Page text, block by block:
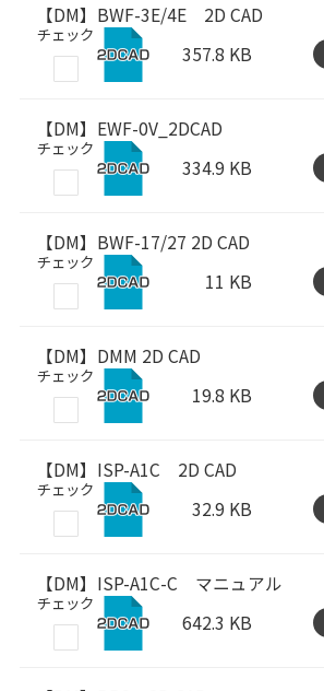
チェック
【DM】BWF-3E/4E 2D CAD
357.8 KB
チェック
【DM】EWF-0V_2DCAD
334.9 KB
チェック
【DM】BWF-17/27 2D CAD
11 KB
チェック
【DM】DMM 2D CAD
19.8 KB
チェック
【DM】ISP-A1C 2D CAD
32.9 KB
チェック
【DM】ISP-A1C-C マニュアル
642.3 KB